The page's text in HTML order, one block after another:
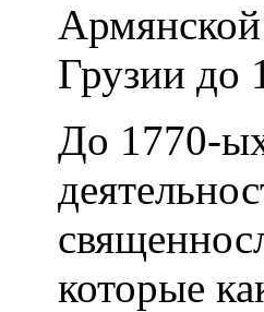
Грузии до
До 1770-
которые